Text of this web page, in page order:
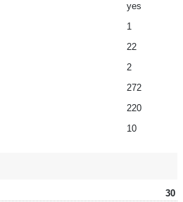
yes
1
22
2
272
220
10
30